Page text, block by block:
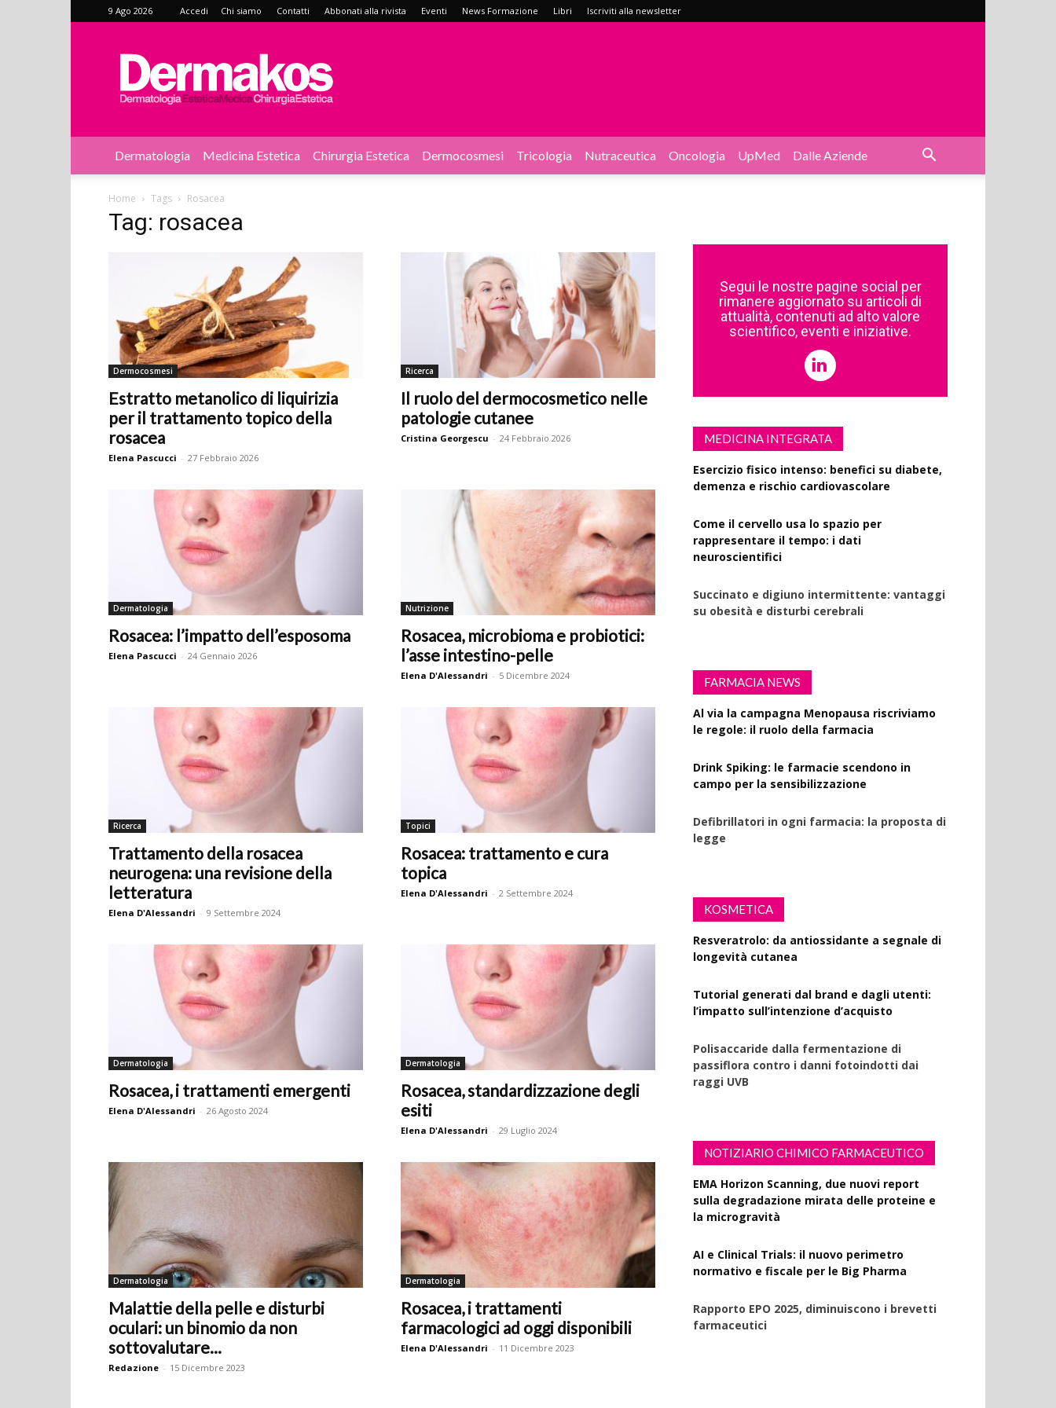
9 Ago 2026 Accedi Chi siamo Contatti Abbonati alla rivista Eventi News Formazione Libri Iscriviti alla newsletter
Dermakos
Dermatologia Medicina Estetica Chirurgia Estetica Dermocosmesi Tricologia Nutraceutica Oncologia UpMed Dalle Aziende
Home Tags Rosacea
Tag: rosacea
Dermocosmesi
Estratto metanolico di liquirizia
per il trattamento topico della
rosacea
Elena Pascucci - 27 Febbraio 2026
Ricerca
Il ruolo del dermocosmetico nelle
patologie cutanee
Cristina Georgescu - 24 Febbraio 2026
Dermatologia
Rosacea: l’impatto dell’esposoma
Elena Pascucci - 24 Gennaio 2026
Nutrizione
Rosacea, microbioma e probiotici:
l’asse intestino-pelle
Elena D'Alessandri - 5 Dicembre 2024
Ricerca
Trattamento della rosacea
neurogena: una revisione della
letteratura
Elena D'Alessandri - 9 Settembre 2024
Topici
Rosacea: trattamento e cura
topica
Elena D'Alessandri - 2 Settembre 2024
Dermatologia
Rosacea, i trattamenti emergenti
Elena D'Alessandri - 26 Agosto 2024
Dermatologia
Rosacea, standardizzazione degli
esiti
Elena D'Alessandri - 29 Luglio 2024
Dermatologia
Malattie della pelle e disturbi
oculari: un binomio da non
sottovalutare...
Redazione - 15 Dicembre 2023
Dermatologia
Rosacea, i trattamenti
farmacologici ad oggi disponibili
Elena D'Alessandri - 11 Dicembre 2023
Segui le nostre pagine social per
rimanere aggiornato su articoli di
attualità, contenuti ad alto valore
scientifico, eventi e iniziative.
MEDICINA INTEGRATA
Esercizio fisico intenso: benefici su diabete,
demenza e rischio cardiovascolare
Come il cervello usa lo spazio per
rappresentare il tempo: i dati
neuroscientifici
Succinato e digiuno intermittente: vantaggi
su obesità e disturbi cerebrali
FARMACIA NEWS
Al via la campagna Menopausa riscriviamo
le regole: il ruolo della farmacia
Drink Spiking: le farmacie scendono in
campo per la sensibilizzazione
Defibrillatori in ogni farmacia: la proposta di
legge
KOSMETICA
Resveratrolo: da antiossidante a segnale di
longevità cutanea
Tutorial generati dal brand e dagli utenti:
l’impatto sull’intenzione d’acquisto
Polisaccaride dalla fermentazione di
passiflora contro i danni fotoindotti dai
raggi UVB
NOTIZIARIO CHIMICO FARMACEUTICO
EMA Horizon Scanning, due nuovi report
sulla degradazione mirata delle proteine e
la microgravità
AI e Clinical Trials: il nuovo perimetro
normativo e fiscale per le Big Pharma
Rapporto EPO 2025, diminuiscono i brevetti
farmaceutici